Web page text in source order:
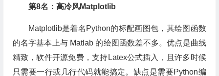
第8名：高冷风Matplotlib
Matplotlib是着名Python的标配画图包，其绘图函数
的名字基本上与 Matlab 的绘图函数差不多。优点是曲线
精致，软件开源免费，支持Latex公式插入，且许多时候
只需要一行或几行代码就能搞定。缺点是需要Python编